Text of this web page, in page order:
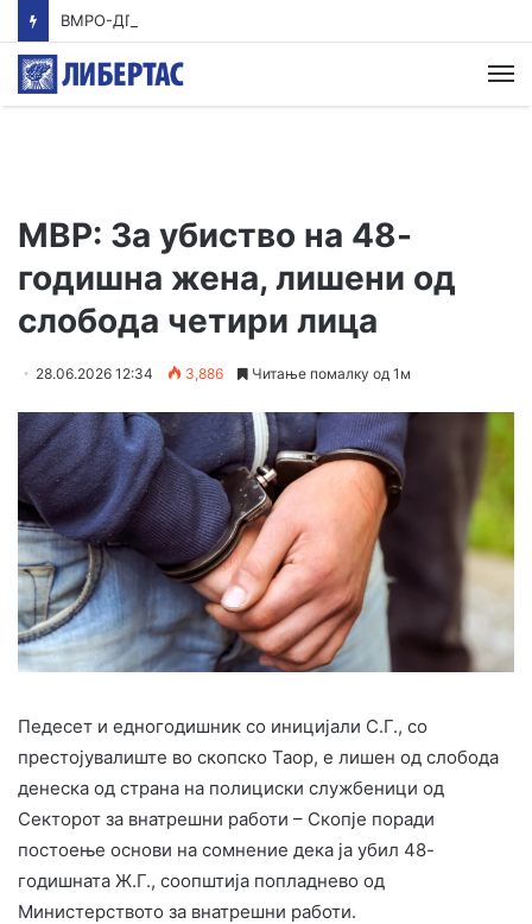
МВР: За убиство на 48-
годишна жена, лишени од
слобода четири лица
28.06.2026 12:34 3,886 Читање помалку од 1м
Педесет и едногодишник со иницијали С.Г., со
престојувалиште во скопско Таор, е лишен од слобода
денеска од страна на полициски службеници од
Секторот за внатрешни работи – Скопје поради
постоење основи на сомнение дека ја убил 48-
годишната Ж.Г., соопштија попладнево од
Министерството за внатрешни работи.